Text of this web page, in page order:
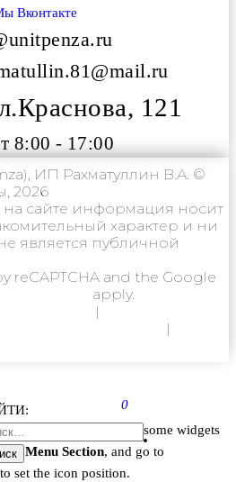
0
Вконтакте
121
8:00 - 17:00
ИП Рахматуллин В.А. ©
2026
на сайте информация носит
характер и ни
является публичной
reCAPTCHA and the Google
apply.
|
|
area. To enable it add some widgets
— Menu Section, and go to
to set the icon position.